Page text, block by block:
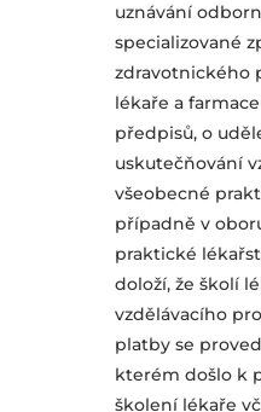
uznávání
specializované
zdravotnického
lékaře a
předpisů, o
uskutečňování
všeobecné
případně v
praktické
doloží, že školí
vzdělávacího
platby se
kterém došlo k
školení lékaře